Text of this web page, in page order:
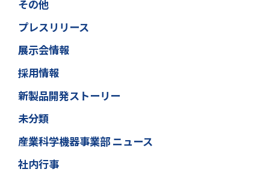
その他
プレスリリース
展示会情報
採用情報
新製品開発ストーリー
未分類
産業科学機器事業部 ニュース
社内行事